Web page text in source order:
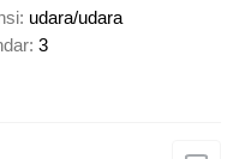
udara/udara
3